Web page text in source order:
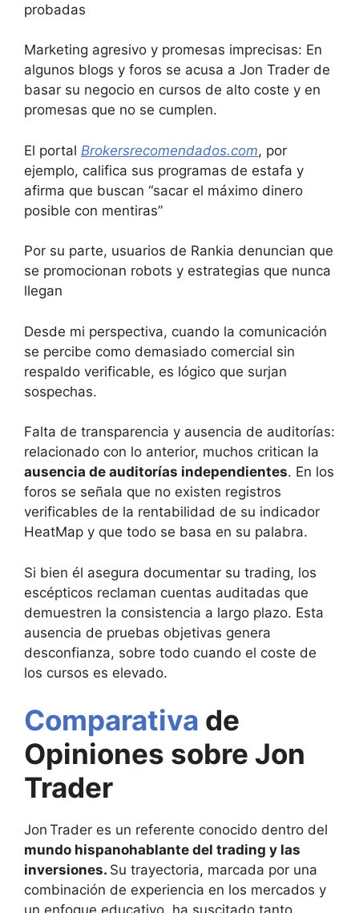
probadas
Marketing agresivo y promesas imprecisas: En
algunos blogs y foros se acusa a Jon Trader de
basar su negocio en cursos de alto coste y en
promesas que no se cumplen.
El portal Brokersrecomendados.com, por
ejemplo, califica sus programas de estafa y
afirma que buscan “sacar el máximo dinero
posible con mentiras”
Por su parte, usuarios de Rankia denuncian que
se promocionan robots y estrategias que nunca
llegan
Desde mi perspectiva, cuando la comunicación
se percibe como demasiado comercial sin
respaldo verificable, es lógico que surjan
sospechas.
Falta de transparencia y ausencia de auditorías:
relacionado con lo anterior, muchos critican la
ausencia de auditorías independientes. En los
foros se señala que no existen registros
verificables de la rentabilidad de su indicador
HeatMap y que todo se basa en su palabra.
Si bien él asegura documentar su trading, los
escépticos reclaman cuentas auditadas que
demuestren la consistencia a largo plazo. Esta
ausencia de pruebas objetivas genera
desconfianza, sobre todo cuando el coste de
los cursos es elevado.
Comparativa de
Opiniones sobre Jon
Trader
Jon Trader es un referente conocido dentro del
mundo hispanohablante del trading y las
inversiones. Su trayectoria, marcada por una
combinación de experiencia en los mercados y